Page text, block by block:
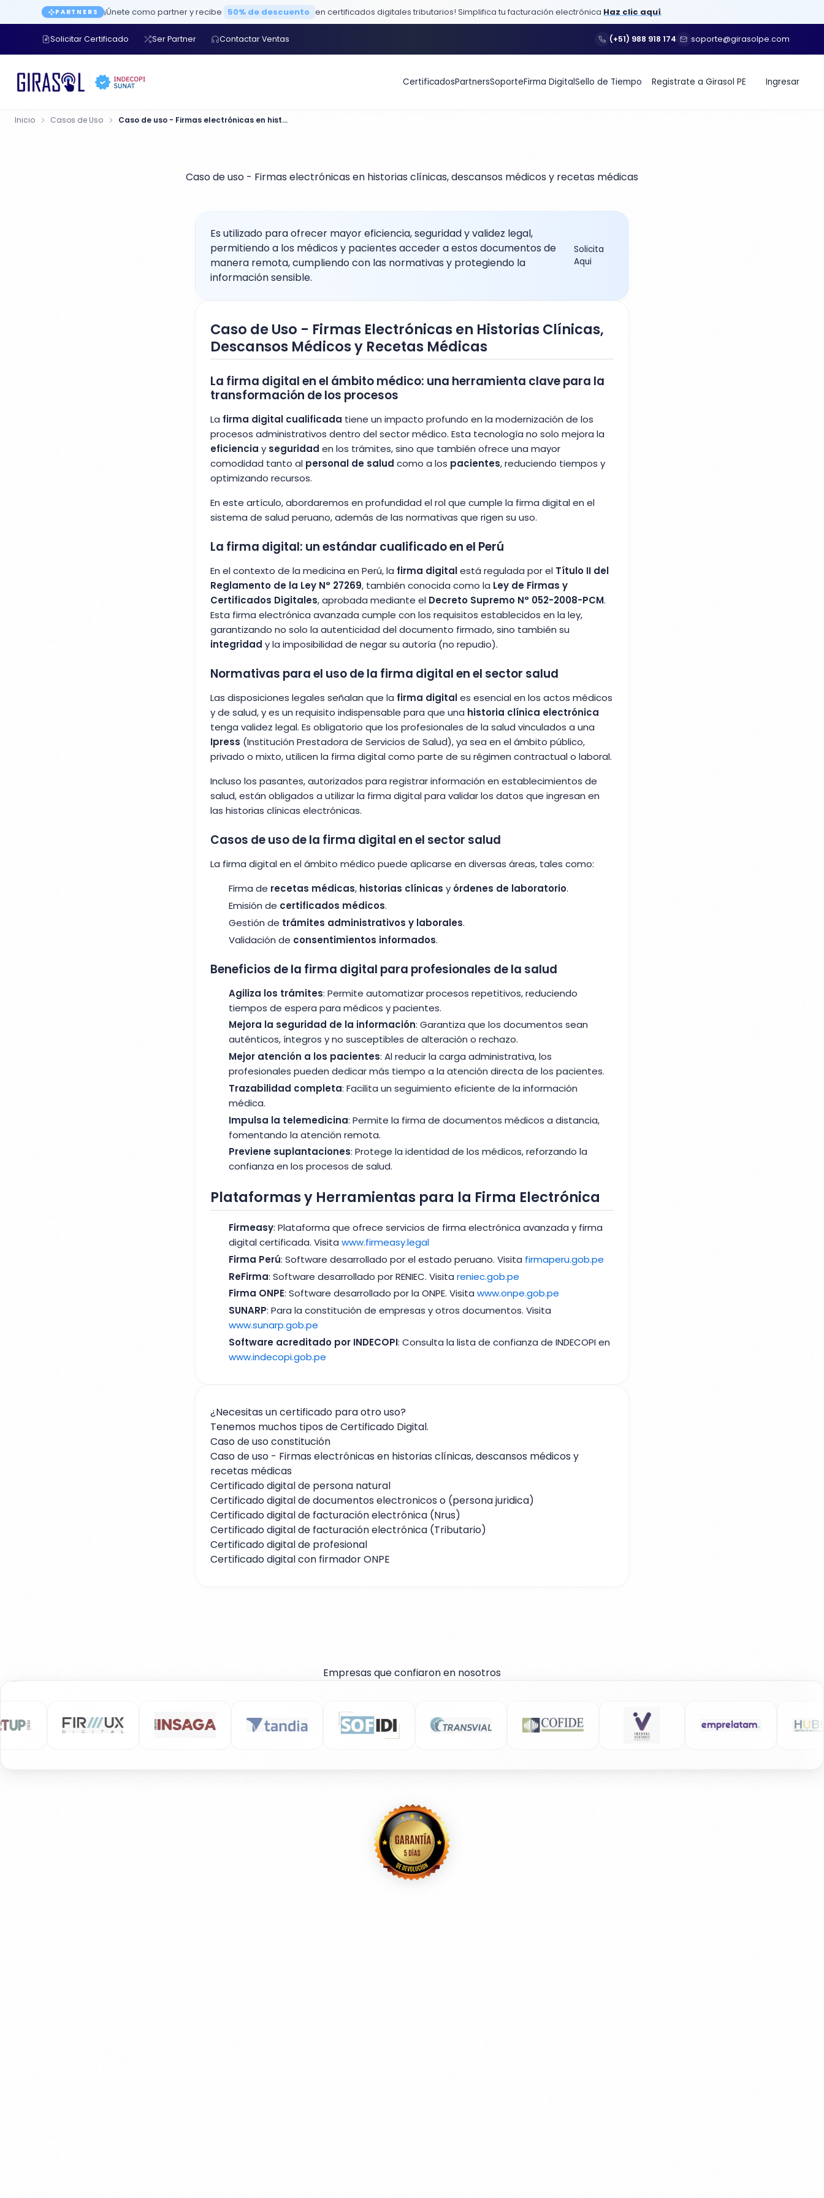
PARTNERS ¡Únete como partner y recibe 50% de descuento en certificados digitales tributarios!Simplifica tu facturación electrónica Haz clic aquí.
Solicitar Certificado Ser Partner Contactar Ventas (+51) 988 918 174 soporte@girasolpe.com
CertificadosPartnersSoporteFirma DigitalSello de Tiempo Registrate a Girasol PE Ingresar
Inicio Casos de Uso Caso de uso - Firmas electrónicas en historias clínicas, descansos médicos y recetas médicas
Caso de uso - Firmas electrónicas en historias clínicas, descansos médicos y recetas médicas
Es utilizado para ofrecer mayor eficiencia, seguridad y validez legal,
permitiendo a los médicos y pacientes acceder a estos documentos de
manera remota, cumpliendo con las normativas y protegiendo la
información sensible.
Solicita
Aqui
Caso de Uso - Firmas Electrónicas en Historias Clínicas,
Descansos Médicos y Recetas Médicas
La firma digital en el ámbito médico: una herramienta clave para la
transformación de los procesos
La firma digital cualificada tiene un impacto profundo en la modernización de los
procesos administrativos dentro del sector médico. Esta tecnología no solo mejora la
eficiencia y seguridad en los trámites, sino que también ofrece una mayor
comodidad tanto al personal de salud como a los pacientes, reduciendo tiempos y
optimizando recursos.
En este artículo, abordaremos en profundidad el rol que cumple la firma digital en el
sistema de salud peruano, además de las normativas que rigen su uso.
La firma digital: un estándar cualificado en el Perú
En el contexto de la medicina en Perú, la firma digitalestá regulada por el Título II del
Reglamento de la Ley N° 27269, también conocida como la Ley de Firmas y
Certificados Digitales, aprobada mediante el Decreto Supremo N° 052-2008-PCM.
Esta firma electrónica avanzada cumple con los requisitos establecidos en la ley,
garantizando no solo la autenticidad del documento firmado, sino también su
integridad y la imposibilidad de negar su autoría (no repudio).
Normativas para el uso de la firma digital en el sector salud
Las disposiciones legales señalan que la firma digitales esencial en los actos médicos
y de salud, y es un requisito indispensable para que una historia clínica electrónica
tenga validez legal. Es obligatorio que los profesionales de la salud vinculados a una
Ipress (Institución Prestadora de Servicios de Salud), ya sea en el ámbito público,
privado o mixto, utilicen la firma digital como parte de su régimen contractual o laboral.
Incluso los pasantes, autorizados para registrar información en establecimientos de
salud, están obligados a utilizar la firma digital para validar los datos que ingresan en
las historias clínicas electrónicas.
Casos de uso de la firma digital en el sector salud
La firma digital en el ámbito médico puede aplicarse en diversas áreas, tales como:
Firma de recetas médicas, historias clínicas y órdenes de laboratorio.
Emisión de certificados médicos.
Gestión de trámites administrativos y laborales.
Validación de consentimientos informados.
Beneficios de la firma digital para profesionales de la salud
Agiliza los trámites: Permite automatizar procesos repetitivos, reduciendo
tiempos de espera para médicos y pacientes.
Mejora la seguridad de la información: Garantiza que los documentos sean
auténticos, íntegros y no susceptibles de alteración o rechazo.
Mejor atención a los pacientes: Al reducir la carga administrativa, los
profesionales pueden dedicar más tiempo a la atención directa de los pacientes.
Trazabilidad completa: Facilita un seguimiento eficiente de la información
médica.
Impulsa la telemedicina: Permite la firma de documentos médicos a distancia,
fomentando la atención remota.
Previene suplantaciones: Protege la identidad de los médicos, reforzando la
confianza en los procesos de salud.
Plataformas y Herramientas para la Firma Electrónica
Firmeasy: Plataforma que ofrece servicios de firma electrónica avanzada y firma
digital certificada. Visita www.firmeasy.legal
Firma Perú: Software desarrollado por el estado peruano. Visita firmaperu.gob.pe
ReFirma: Software desarrollado por RENIEC. Visita reniec.gob.pe
Firma ONPE: Software desarrollado por la ONPE. Visita www.onpe.gob.pe
SUNARP: Para la constitución de empresas y otros documentos. Visita
www.sunarp.gob.pe
Software acreditado por INDECOPI: Consulta la lista de confianza de INDECOPI en
www.indecopi.gob.pe
¿Necesitas un certificado para otro uso?
Tenemos muchos tipos de Certificado Digital.
Caso de uso constitución
Caso de uso - Firmas electrónicas en historias clínicas, descansos médicos y
recetas médicas
Certificado digital de persona natural
Certificado digital de documentos electronicos o (persona juridica)
Certificado digital de facturación electrónica (Nrus)
Certificado digital de facturación electrónica (Tributario)
Certificado digital de profesional
Certificado digital con firmador ONPE
Empresas que confiaron en nosotros